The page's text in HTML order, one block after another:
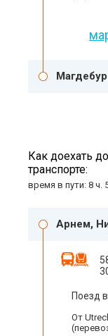
Как доехать
транспорте:
время в пути: 8 ч.
Арнем,
Поезд
От